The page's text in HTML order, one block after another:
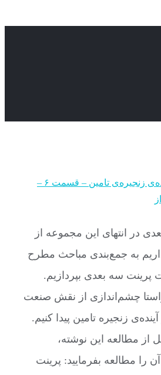
پرینت سه بعدی و آینده‌ی زنجیره‌ی تامین – قسمت ۶ –
در انتهای این مجموعه از
به جمع‌بندی مباحث مطرح
پرینت سه بعدی بپردازیم.
چشم‌اندازی از نقش صنعت
زنجیره تامین پیدا کنیم.
از مطالعه این نوشته،
مطالعه بفرمایید: پرینت